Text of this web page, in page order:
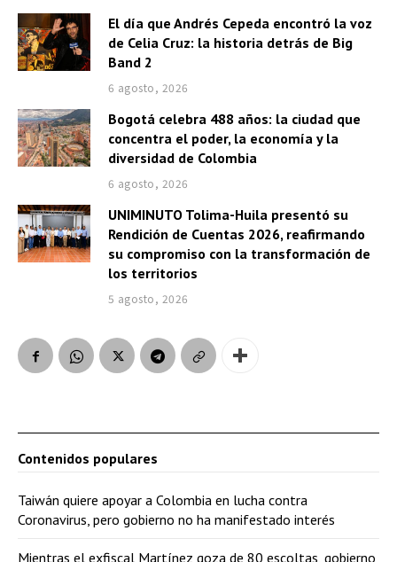
El día que Andrés Cepeda encontró la voz
de Celia Cruz: la historia detrás de Big
Band 2
6 agosto, 2026
Bogotá celebra 488 años: la ciudad que
concentra el poder, la economía y la
diversidad de Colombia
6 agosto, 2026
UNIMINUTO Tolima-Huila presentó su
Rendición de Cuentas 2026, reafirmando
su compromiso con la transformación de
los territorios
5 agosto, 2026
Contenidos populares
Taiwán quiere apoyar a Colombia en lucha contra
Coronavirus, pero gobierno no ha manifestado interés
Mientras el exfiscal Martínez goza de 80 escoltas, gobierno